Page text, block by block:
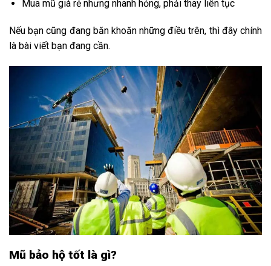
Mua mũ giá rẻ nhưng nhanh hỏng, phải thay liên tục
Nếu bạn cũng đang băn khoăn những điều trên, thì đây chính
là bài viết bạn đang cần.
Mũ bảo hộ tốt là gì?